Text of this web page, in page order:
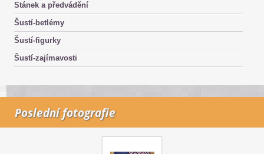
Stánek a předvádění
Šustí-betlémy
Šustí-figurky
Šustí-zajímavosti
Poslední fotografie